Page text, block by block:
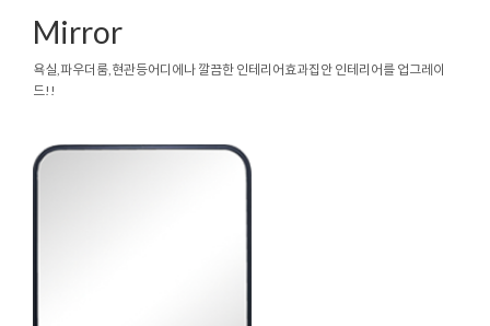
Mirror
욕실,파우더룸,현관등어디에나 깔끔한 인테리어효과집안 인테리어를 업그레이
드!!